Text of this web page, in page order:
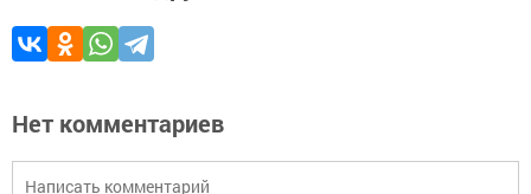
Нет комментариев